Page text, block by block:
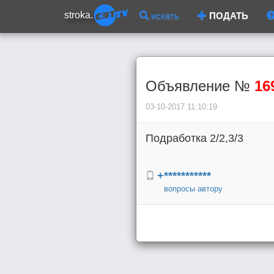
stroka. искать ПОДАТЬ
Объявление №
03-10-2017 11:10:19
Подработка 2/2,3/3
+***********
вопросы автору